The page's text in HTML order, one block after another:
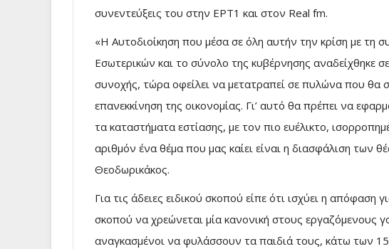
συνεντεύξεις του στην ΕΡΤ1 και στον Real fm.
«Η Αυτοδιοίκηση που μέσα σε όλη αυτήν την κρίση με τη
Εσωτερικών και το σύνολο της κυβέρνησης αναδείχθηκε
συνοχής, τώρα οφείλει να μετατραπεί σε πυλώνα που θα
επανεκκίνηση της οικονομίας. Γι’ αυτό θα πρέπει να
τα καταστήματα εστίασης, με τον πιο ευέλικτο,
αριθμόν ένα θέμα που μας καίει είναι η διασφάλιση των
Θεοδωρικάκος.
Για τις άδειες ειδικού σκοπού είπε ότι ισχύει η απόφαση
σκοπού να χρεώνεται μία κανονική στους εργαζόμενους
αναγκασμένοι να φυλάσσουν τα παιδιά τους, κάτω των